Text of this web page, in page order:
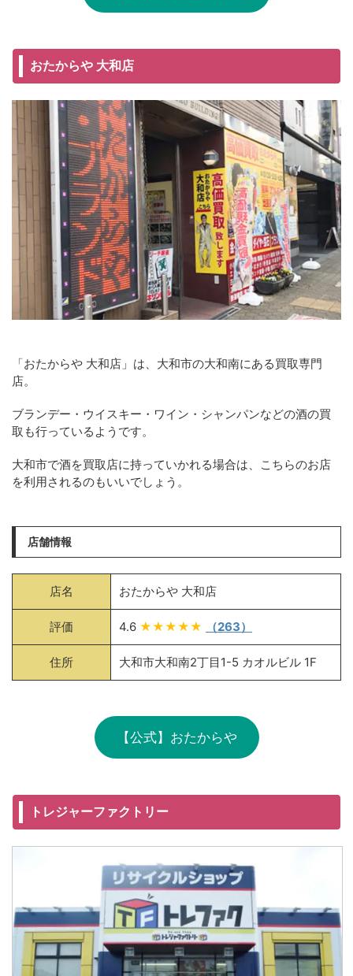
おたからや 大和店
「おたからや 大和店」は、大和市の大和南にある買取専門
店。
ブランデー・ウイスキー・ワイン・シャンパンなどの酒の買
取も行っているようです。
大和市で酒を買取店に持っていかれる場合は、こちらのお店
を利用されるのもいいでしょう。
店舗情報
店名 おたからや 大和店
評価 4.6 ★★★★★ （263）
住所 大和市大和南2丁目1-5 カオルビル 1F
【公式】おたからや
トレジャーファクトリー